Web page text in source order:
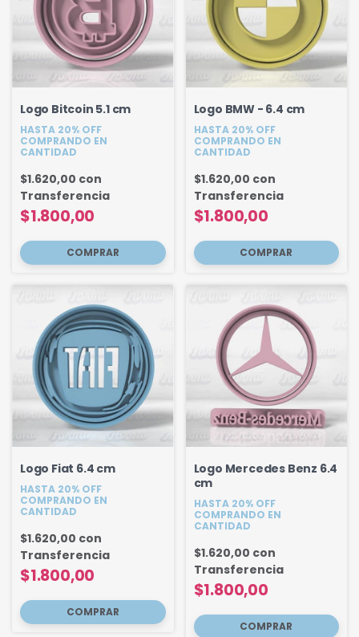
Logo Bitcoin 5.1 cm
HASTA 20% OFF
COMPRANDO EN
CANTIDAD
$1.800,00
$1.620,00 con
Transferencia
Logo BMW - 6.4 cm
HASTA 20% OFF
COMPRANDO EN
CANTIDAD
$1.800,00
$1.620,00 con
Transferencia
Logo Fiat 6.4 cm
HASTA 20% OFF
COMPRANDO EN
CANTIDAD
$1.800,00
$1.620,00 con
Transferencia
Logo Mercedes Benz 6.4
cm
HASTA 20% OFF
COMPRANDO EN
CANTIDAD
$1.800,00
$1.620,00 con
Transferencia